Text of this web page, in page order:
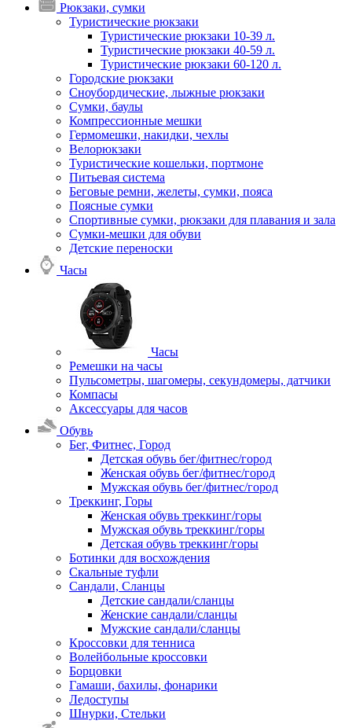
Рюкзаки, сумки
Туристические рюкзаки
Туристические рюкзаки 10-39 л.
Туристические рюкзаки 40-59 л.
Туристические рюкзаки 60-120 л.
Городские рюкзаки
Сноубордические, лыжные рюкзаки
Сумки, баулы
Компрессионные мешки
Гермомешки, накидки, чехлы
Велорюкзаки
Туристические кошельки, портмоне
Питьевая система
Беговые ремни, желеты, сумки, пояса
Поясные сумки
Спортивные сумки, рюкзаки для плавания и зала
Сумки-мешки для обуви
Детские переноски
Часы
Часы
Ремешки на часы
Пульсометры, шагомеры, секундомеры, датчики
Компасы
Аксессуары для часов
Обувь
Бег, Фитнес, Город
Детская обувь бег/фитнес/город
Женская обувь бег/фитнес/город
Мужская обувь бег/фитнес/город
Треккинг, Горы
Женская обувь треккинг/горы
Мужская обувь треккинг/горы
Детская обувь треккинг/горы
Ботинки для восхождения
Скальные туфли
Сандали, Сланцы
Детские сандали/сланцы
Женские сандали/сланцы
Мужские сандали/сланцы
Кроссовки для тенниса
Волейбольные кроссовки
Борцовки
Гамаши, бахилы, фонарики
Ледоступы
Шнурки, Стельки